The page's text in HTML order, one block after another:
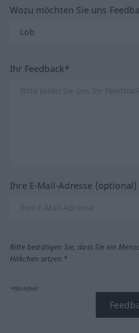
Wozu möchten Sie uns
Ihr Feedback*
Ihre E-Mail-Adresse (optional)
Bitte bestätigen Sie, dass Sie ein
Häkchen setzen.*
*Pflichtfeld